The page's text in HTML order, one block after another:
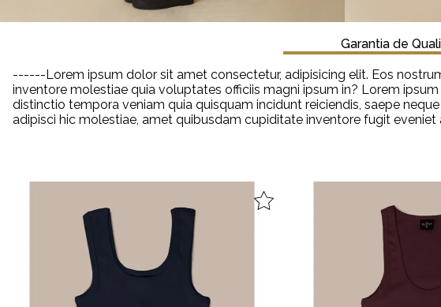
Garantia de
------Lorem ipsum dolor sit amet consectetur, adipisicing elit. Eos
inventore molestiae quia voluptates officiis magni ipsum in? Lorem
distinctio tempora veniam quia quisquam incidunt reiciendis, saepe
adipisci hic molestiae, amet quibusdam cupiditate inventore fugit